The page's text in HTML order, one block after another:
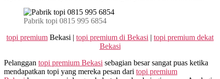
Pabrik topi 0815 995 6854
topi premium Bekasi | topi premium di Bekasi | topi premium dekat
Bekasi
Pelanggan topi premium Bekasi sebagian besar sangat puas ketika
mendapatkan topi yang mereka pesan dari topi premium